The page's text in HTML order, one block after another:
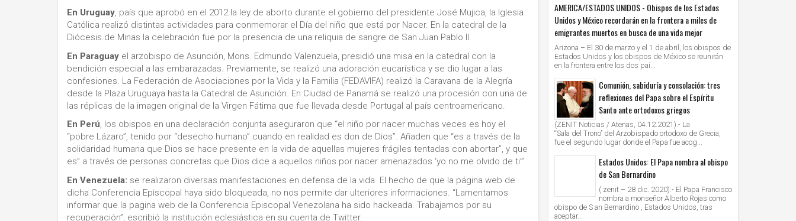
En Uruguay, país que aprobó en el 2012 la ley de aborto durante el gobierno del presidente José Mujica, la Iglesia
Católica realizó distintas actividades para conmemorar el Día del niño que está por Nacer. En la catedral de la
Diócesis de Minas la celebración fue por la presencia de una reliquia de sangre de San Juan Pablo II.
En Paraguay el arzobispo de Asunción, Mons. Edmundo Valenzuela, presidió una misa en la catedral con la
bendición especial a las embarazadas. Previamente, se realizó una adoración eucarística y se dio lugar a las
confesiones. La Federación de Asociaciones por la Vida y la Familia (FEDAVIFA) realizó la Caravana de la Alegría
desde la Plaza Uruguaya hasta la Catedral de Asunción. En Ciudad de Panamá se realizó una procesión con una de
las réplicas de la imagen original de la Virgen Fátima que fue llevada desde Portugal al país centroamericano.
En Perú, los obispos en una declaración conjunta aseguraron que “el niño por nacer muchas veces es hoy el
“pobre Lázaro”, tenido por “desecho humano” cuando en realidad es don de Dios”. Añaden que “es a través de la
solidaridad humana que Dios se hace presente en la vida de aquellas mujeres frágiles tentadas con abortar”, y que
es” a través de personas concretas que Dios dice a aquellos niños por nacer amenazados ‘yo no me olvido de ti’”.
En Venezuela: se realizaron diversas manifestaciones en defensa de la vida. El hecho de que la página web de
dicha Conferencia Episcopal haya sido bloqueada, no nos permite dar ulteriores informaciones. “Lamentamos
informar que la pagina web de la Conferencia Episcopal Venezolana ha sido hackeada. Trabajamos por su
recuperación”, escribió la institución eclesiástica en su cuenta de Twitter.
AMERICA/ESTADOS UNIDOS - Obispos de los Estados
Unidos y México recordarán en la frontera a miles de
emigrantes muertos en busca de una vida mejor
Arizona – El 30 de marzo y el 1 de abril, los obispos de
Estados Unidos y los obispos de México se reunirán
en la frontera entre los dos paí...
Comunión, sabiduría y consolación: tres
reflexiones del Papa sobre el Espíritu
Santo ante ortodoxos griegos
(ZENIT Noticias / Atenas, 04.12.2021).- La
“Sala del Trono” del Arzobispado ortodoxo de Grecia,
fue el segundo lugar donde el Papa fue acog...
Estados Unidos: El Papa nombra al obispo
de San Bernardino
( zenit – 28 dic. 2020).- El Papa Francisco
nombra a monseñor Alberto Rojas como
obispo de S an Bernardino , Estados Unidos, tras
aceptar...